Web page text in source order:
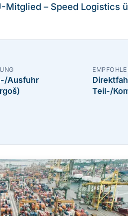
Mitglied – Speed Logistics
Ausfuhr
Teil-/